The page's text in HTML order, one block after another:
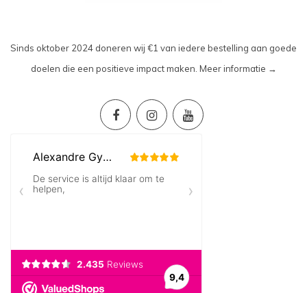
Sinds oktober 2024 doneren wij €1 van iedere bestelling aan goede
doelen die een positieve impact maken. Meer informatie →